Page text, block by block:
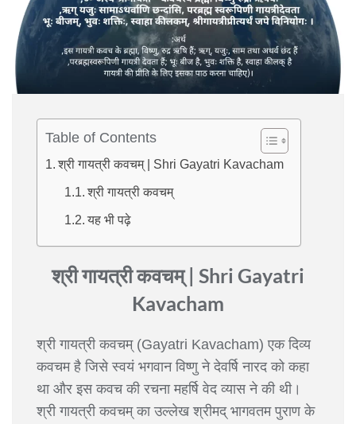
Table of Contents
श्री गायत्री कवचम् | Shri Gayatri Kavacham
श्री गायत्री कवचम्
यह भी पढ़े
श्री गायत्री कवचम् | Shri Gayatri
Kavacham
श्री गायत्री कवचम् (Gayatri Kavacham) एक दिव्य
कवचम है जिसे स्वयं भगवान विष्णु ने देवर्षि नारद को कहा
था और इस कवच की रचना महर्षि वेद व्यास ने की थी।
श्री गायत्री कवचम् का उल्लेख श्रीमद् भागवतम पुराण के